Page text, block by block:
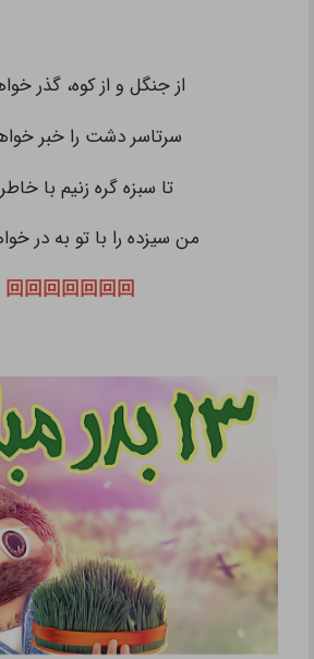
از جنگل و از کوه، گذر
سرتاسر دشت را خبر
تا سبزه گره زنیم با
من سیزده را با تو به در
回回回回回回回